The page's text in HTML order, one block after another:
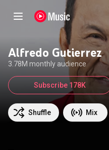
Alfredo Gutierrez
3.78M monthly audience
Shuffle Mix
Subscribe 178K